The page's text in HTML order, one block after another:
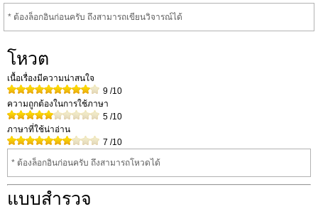
* ต้องล็อกอินก่อนครับ ถึงสามารถเขียนวิจารณ์ได้
โหวต
เนื้อเรื่องมีความน่าสนใจ
9 /10
ความถูกต้องในการใช้ภาษา
5 /10
ภาษาที่ใช้น่าอ่าน
7 /10
* ต้องล็อกอินก่อนครับ ถึงสามารถโหวดได้
แบบสำรวจ